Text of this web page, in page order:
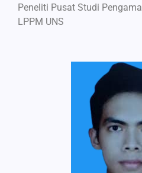
Peneliti Pusat Studi
LPPM UNS